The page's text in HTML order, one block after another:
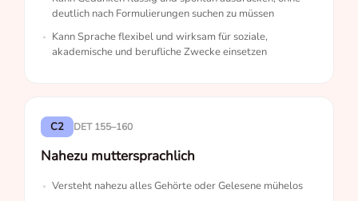
deutlich nach Formulierungen suchen zu müssen
Kann Sprache flexibel und wirksam für soziale,
akademische und berufliche Zwecke einsetzen
C2 DET 155–160
Nahezu muttersprachlich
Versteht nahezu alles Gehörte oder Gelesene mühelos